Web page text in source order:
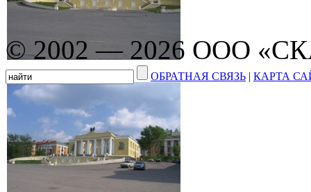
© 2002 — 2026 ООО
ОБРАТНАЯ СВЯЗЬ | КАРТА